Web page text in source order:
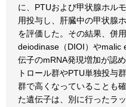
に、PTUおよび甲状腺ホル
用投与し、肝臓中の甲状腺
を評価した。その結果、併
deiodinase（DIOI）やmalic
伝子のmRNA発現増加が認
トロール群やPTU単独投与
群で高くなっていることも
た遺伝子は、別に行ったラ